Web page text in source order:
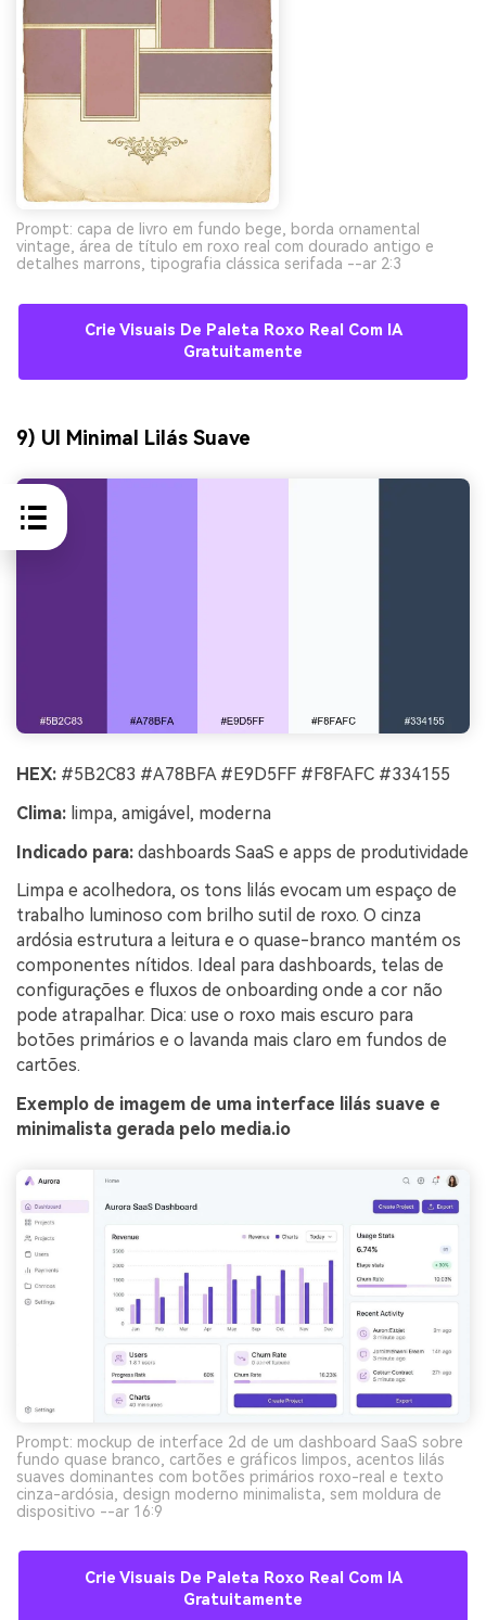
Prompt: capa de livro em fundo bege, borda ornamental
vintage, área de título em roxo real com dourado antigo e
detalhes marrons, tipografia clássica serifada --ar 2:3
Crie Visuais De Paleta Roxo Real Com IA
Gratuitamente
9) UI Minimal Lilás Suave
HEX: #5B2C83 #A78BFA #E9D5FF #F8FAFC #334155
Clima: limpa, amigável, moderna
Indicado para: dashboards SaaS e apps de produtividade
Limpa e acolhedora, os tons lilás evocam um espaço de
trabalho luminoso com brilho sutil de roxo. O cinza
ardósia estrutura a leitura e o quase-branco mantém os
componentes nítidos. Ideal para dashboards, telas de
configurações e fluxos de onboarding onde a cor não
pode atrapalhar. Dica: use o roxo mais escuro para
botões primários e o lavanda mais claro em fundos de
cartões.
Exemplo de imagem de uma interface lilás suave e
minimalista gerada pelo media.io
Prompt: mockup de interface 2d de um dashboard SaaS sobre
fundo quase branco, cartões e gráficos limpos, acentos lilás
suaves dominantes com botões primários roxo-real e texto
cinza-ardósia, design moderno minimalista, sem moldura de
dispositivo --ar 16:9
Crie Visuais De Paleta Roxo Real Com IA
Gratuitamente